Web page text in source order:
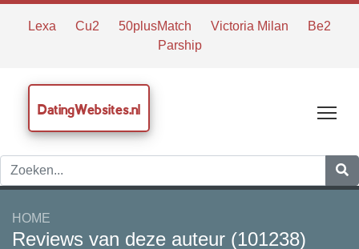
Lexa Cu2 50plusMatch Victoria Milan
Be2
Parship
DatingWebsites.nl
HOME
Reviews van deze auteur (101238)